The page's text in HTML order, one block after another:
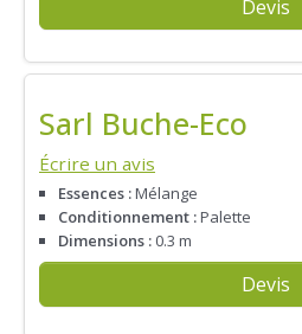
Devis
Sarl Buche-Eco
Écrire un avis
Essences :Mélange
Conditionnement :Palette
Dimensions : 0.3 m
Devis